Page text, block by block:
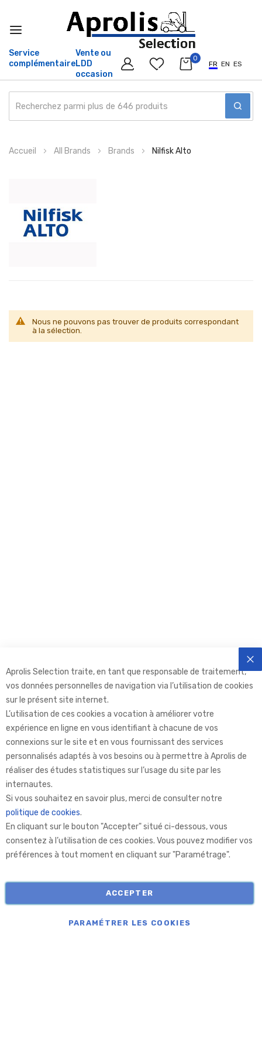
Service
complémentaire
Vente ou
LDD
occasion
0
FR EN ES
au
Accueil All Brands Brands Nilfisk Alto
Nous ne pouvons pas trouver de produits correspondant
à la sélection.
Aprolis Selection
Aprolis
Aprolis Selection traite, en tant que responsable de traitement,
vos données personnelles de navigation via l’utilisation de cookies
sur le présent site internet.
L’utilisation de ces cookies a vocation à améliorer votre
expérience en ligne en vous identifiant à chacune de vos
connexions sur le site et en vous fournissant des services
personnalisés adaptés à vos besoins ou à permettre à Aprolis de
réaliser des études statistiques sur l’usage du site par les
internautes.
Si vous souhaitez en savoir plus, merci de consulter notre
politique de cookies.
En cliquant sur le bouton "Accepter" situé ci-dessous, vous
consentez à l’utilisation de ces cookies. Vous pouvez modifier vos
préférences à tout moment en cliquant sur "Paramétrage".
ACCEPTER
PARAMÉTRER LES COOKIES